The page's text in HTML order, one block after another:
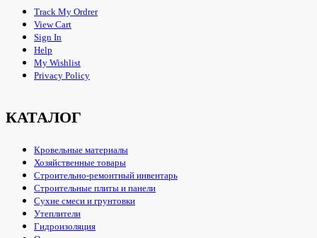
Track My Ordrer
View Cart
Sign In
Help
My Wishlist
Privacy Policy
КАТАЛОГ
Кровельные материалы
Хозяйственные товары
Строительно-ремонтный инвентарь
Строительные плиты и панели
Сухие смеси и грунтовки
Утеплители
Гидроизоляция